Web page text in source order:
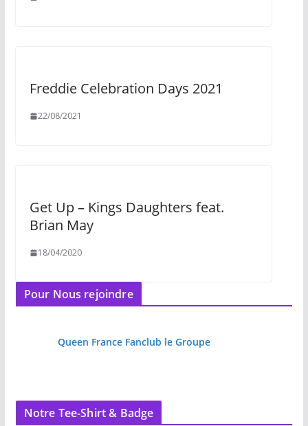
Freddie Celebration Days 2021
22/08/2021
Get Up – Kings Daughters feat.
Brian May
18/04/2020
Pour Nous rejoindre
Queen France Fanclub le Groupe
Notre Tee-Shirt & Badge